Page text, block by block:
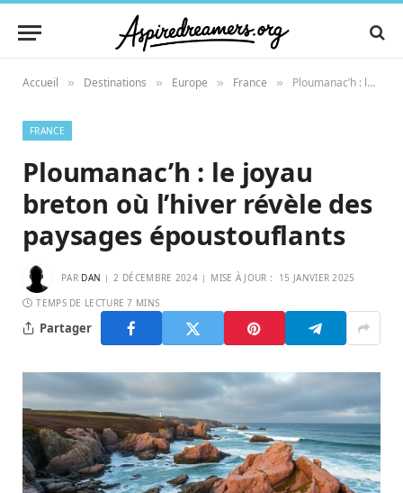
Accueil » Destinations » Europe » France » Ploumanac’h : le joyau breton où l’hiver révèle des paysages époustouflants
FRANCE
Ploumanac’h : le joyau
breton où l’hiver révèle des
paysages époustouflants
PAR DAN 2 DÉCEMBRE 2024 MISE À JOUR : 15 JANVIER 2025
TEMPS DE LECTURE 7 MINS
Partager